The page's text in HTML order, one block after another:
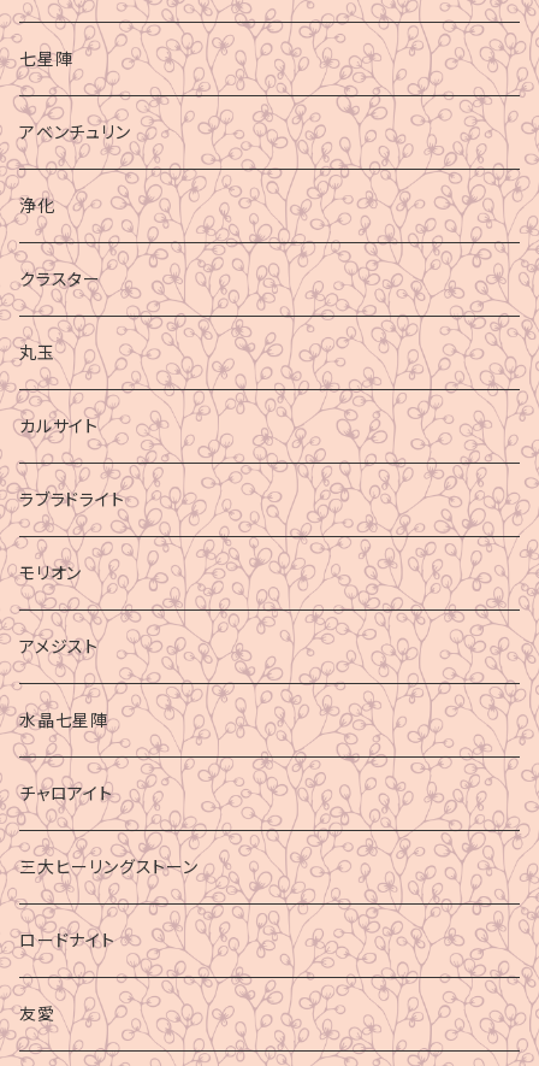
七星陣
アベンチュリン
浄化
クラスター
丸玉
カルサイト
ラブラドライト
モリオン
アメジスト
水晶七星陣
チャロアイト
三大ヒーリングストーン
ロードナイト
友愛